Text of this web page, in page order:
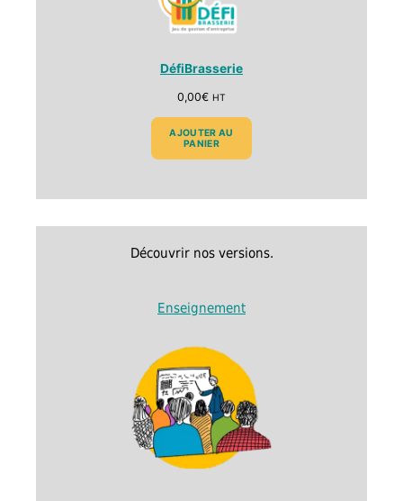
DéfiBrasserie
0,00€ HT
AJOUTER AU
PANIER
Découvrir nos versions.
Enseignement